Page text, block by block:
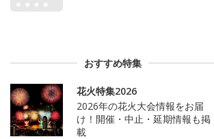
おすすめ特集
花火特集2026
2026年の花火大会情報をお届
け！開催・中止・延期情報も掲
載